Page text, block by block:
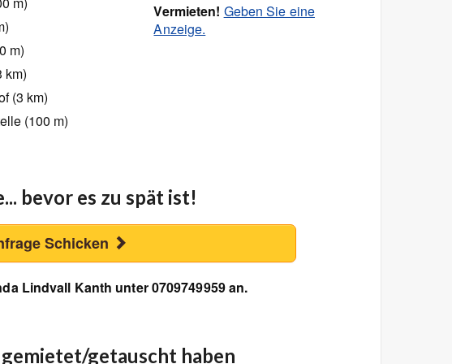
m)
km)
(3 km)
(100 m)
Vermieten! Geben Sie eine
Anzeige.
bevor es zu spät ist!
Schicken
Lindvall Kanth unter 0709749959 an.
getauscht haben